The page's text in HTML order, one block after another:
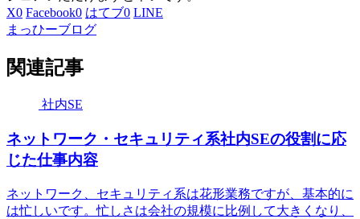
X0 Facebook0 はてブ0 LINE
まっひーブログ
関連記事
社内SE
ネットワーク・セキュリティ系社内SEの役割に応
じた仕事内容
ネットワーク、セキュリティ系は花形業務ですが、基本的に
は忙しいです。忙しさは会社の規模に比例して大きくなり、